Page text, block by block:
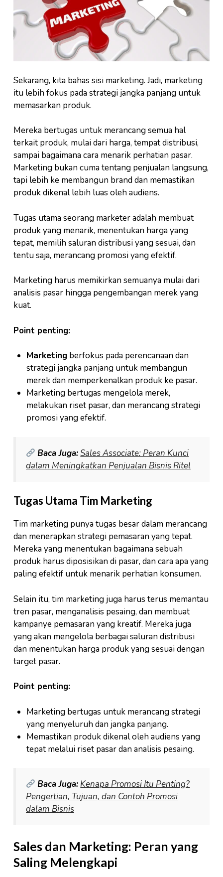
Sekarang, kita bahas sisi marketing. Jadi, marketing
itu lebih fokus pada strategi jangka panjang untuk
memasarkan produk.
Mereka bertugas untuk merancang semua hal
terkait produk, mulai dari harga, tempat distribusi,
sampai bagaimana cara menarik perhatian pasar.
Marketing bukan cuma tentang penjualan langsung,
tapi lebih ke membangun brand dan memastikan
produk dikenal lebih luas oleh audiens.
Tugas utama seorang marketer adalah membuat
produk yang menarik, menentukan harga yang
tepat, memilih saluran distribusi yang sesuai, dan
tentu saja, merancang promosi yang efektif.
Marketing harus memikirkan semuanya mulai dari
analisis pasar hingga pengembangan merek yang
kuat.
Point penting:
Marketingberfokus pada perencanaan dan
strategi jangka panjang untuk membangun
merek dan memperkenalkan produk ke pasar.
Marketing bertugas mengelola merek,
melakukan riset pasar, dan merancang strategi
promosi yang efektif.
Baca Juga:Sales Associate: Peran Kunci
dalam Meningkatkan Penjualan Bisnis Ritel
Tugas Utama Tim Marketing
Tim marketing punya tugas besar dalam merancang
dan menerapkan strategi pemasaran yang tepat.
Mereka yang menentukan bagaimana sebuah
produk harus diposisikan di pasar, dan cara apa yang
paling efektif untuk menarik perhatian konsumen.
Selain itu, tim marketing juga harus terus memantau
tren pasar, menganalisis pesaing, dan membuat
kampanye pemasaran yang kreatif. Mereka juga
yang akan mengelola berbagai saluran distribusi
dan menentukan harga produk yang sesuai dengan
target pasar.
Point penting:
Marketing bertugas untuk merancang strategi
yang menyeluruh dan jangka panjang.
Memastikan produk dikenal oleh audiens yang
tepat melalui riset pasar dan analisis pesaing.
Baca Juga: Kenapa Promosi Itu Penting?
Pengertian, Tujuan, dan Contoh Promosi
dalam Bisnis
Sales dan Marketing: Peran yang
Saling Melengkapi